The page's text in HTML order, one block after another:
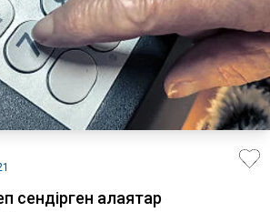
сендірген алаяқтар